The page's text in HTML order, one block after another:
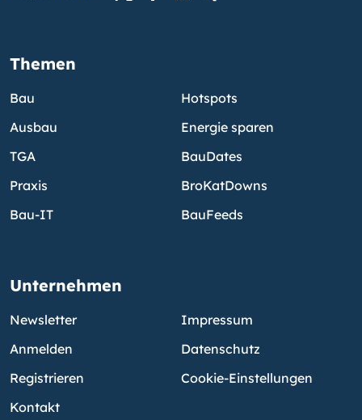
Themen
Bau
Ausbau
TGA
Praxis
Bau-IT
Hotspots
Energie sparen
BauDates
BroKatDowns
BauFeeds
Unternehmen
Newsletter
Anmelden
Registrieren
Kontakt
Impressum
Datenschutz
Cookie-Einstellungen